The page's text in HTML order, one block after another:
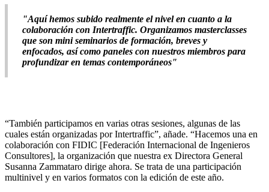
"Aquí hemos subido realmente el nivel en cuanto a la
colaboración con Intertraffic. Organizamos masterclasses
que son mini seminarios de formación, breves y
enfocados, así como paneles con nuestros miembros para
profundizar en temas contemporáneos"
“También participamos en varias otras sesiones, algunas de las
cuales están organizadas por Intertraffic”, añade. “Hacemos una en
colaboración con FIDIC [Federación Internacional de Ingenieros
Consultores], la organización que nuestra ex Directora General
Susanna Zammataro dirige ahora. Se trata de una participación
multinivel y en varios formatos con la edición de este año.